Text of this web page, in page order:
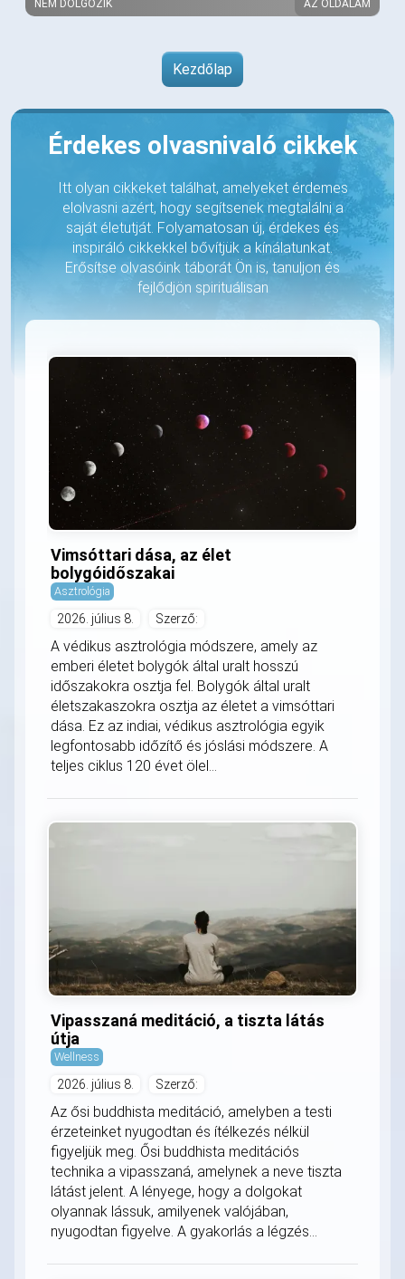
NEM DOLGOZIK AZ OLDALAM
Kezdőlap
Érdekes olvasnivaló cikkek
Itt olyan cikkeket találhat, amelyeket érdemes
elolvasni azért, hogy segítsenek megtalálni a
saját életutját. Folyamatosan új, érdekes és
inspiráló cikkekkel bővítjük a kínálatunkat.
Erősítse olvasóink táborát Ön is, tanuljon és
fejlődjön spirituálisan
Vimsóttari dása, az élet
bolygóidőszakai
Asztrológia
2026. július 8. Szerző:
A védikus asztrológia módszere, amely az
emberi életet bolygók által uralt hosszú
időszakokra osztja fel. Bolygók által uralt
életszakaszokra osztja az életet a vimsóttari
dása. Ez az indiai, védikus asztrológia egyik
legfontosabb időzítő és jóslási módszere. A
teljes ciklus 120 évet ölel...
Vipasszaná meditáció, a tiszta látás
útja
Wellness
2026. július 8. Szerző:
Az ősi buddhista meditáció, amelyben a testi
érzeteinket nyugodtan és ítélkezés nélkül
figyeljük meg. Ősi buddhista meditációs
technika a vipasszaná, amelynek a neve tiszta
látást jelent. A lényege, hogy a dolgokat
olyannak lássuk, amilyenek valójában,
nyugodtan figyelve. A gyakorlás a légzés...